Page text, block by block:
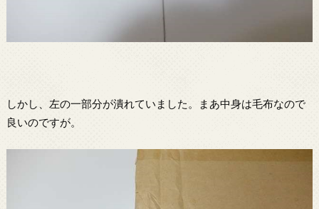
しかし、左の一部分が潰れていました。まあ中身は毛布なので
良いのですが。